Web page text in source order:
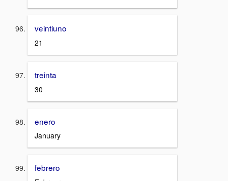
veintiuno
21
treinta
30
enero
January
febrero